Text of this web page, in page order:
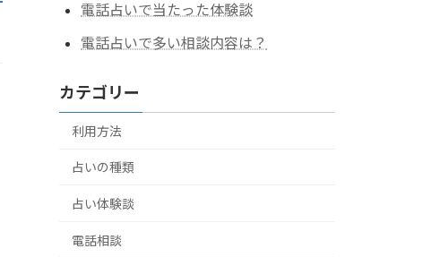
電話占いで当たった体験談
電話占いで多い相談内容は？
カテゴリー
利用方法
占いの種類
占い体験談
電話相談